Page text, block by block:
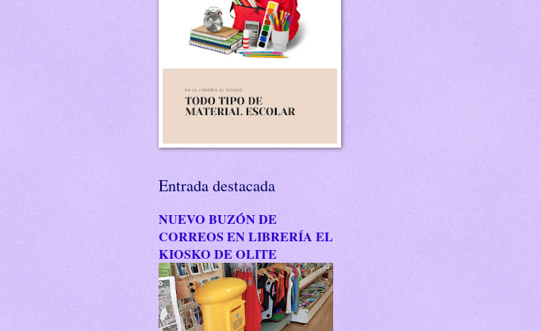
Entrada destacada
NUEVO BUZÓN DE
CORREOS EN LIBRERÍA EL
KIOSKO DE OLITE